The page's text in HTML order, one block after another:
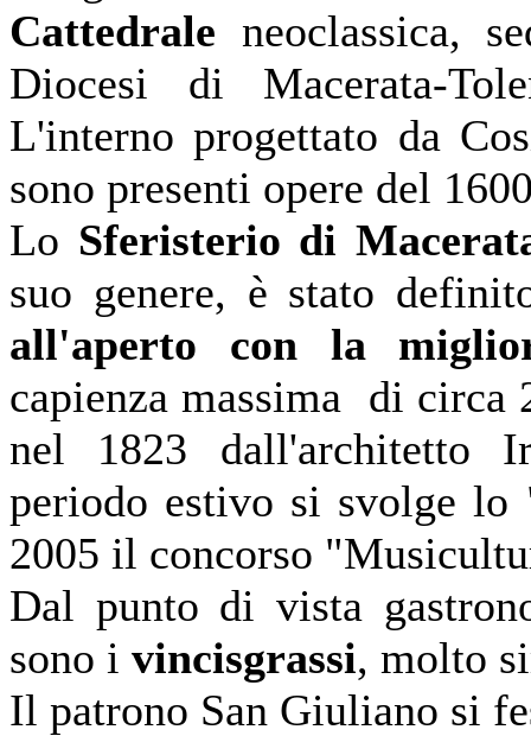
Cattedrale neoclassica,
Diocesi di Macerata-
L'interno progettato da
sono presenti opere del
Lo Sferisterio di
suo genere, è stato
all'aperto con la
capienza massima di circa
nel 1823 dall'architetto
periodo estivo si svolge lo
2005 il concorso
Dal punto di vista
sono i vincisgrassi, molto
Il patrono San Giuliano si